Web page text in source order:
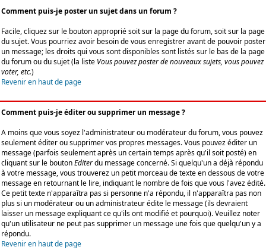
Comment puis-je poster un sujet dans un forum ?
Facile, cliquez sur le bouton approprié soit sur la page du forum, soit sur la page
du sujet. Vous pourriez avoir besoin de vous enregistrer avant de pouvoir poster
un message; les droits qui vous sont disponibles sont listés sur le bas de la page
du forum ou du sujet (la liste Vous pouvez poster de nouveaux sujets, vous pouvez
voter, etc.)
Revenir en haut de page
Comment puis-je éditer ou supprimer un message ?
A moins que vous soyez l'administrateur ou modérateur du forum, vous pouvez
seulement éditer ou supprimer vos propres messages. Vous pouvez éditer un
message (parfois seulement après un certain temps après qu'il soit posté) en
cliquant sur le boutonEditerdu message concerné. Si quelqu'un a déjà répondu
à votre message, vous trouverez un petit morceau de texte en dessous de votre
message en retournant le lire, indiquant le nombre de fois que vous l'avez édité.
Ce petit texte n'apparaîtra pas si personne n'a répondu, il n'apparaîtra pas non
plus si un modérateur ou un administrateur édite le message (ils devraient
laisser un message expliquant ce qu'ils ont modifié et pourquoi). Veuillez noter
qu'un utilisateur ne peut pas supprimer un message une fois que quelqu'un y a
répondu.
Revenir en haut de page